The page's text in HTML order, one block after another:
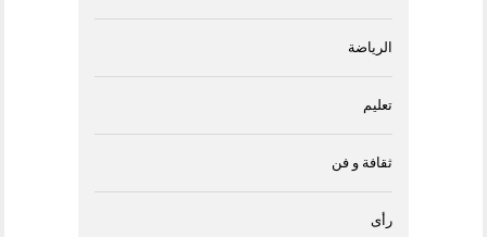
الرياضة
تعليم
ثقافة و فن
رأى